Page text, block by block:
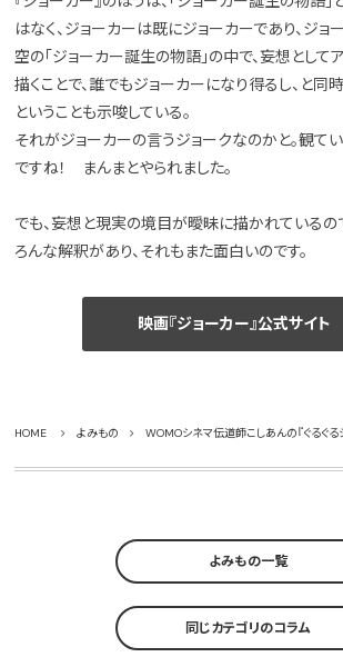
はなく、ジョーカーは既にジョーカーであり、ジ
空の「ジョーカー誕生の物語」の中で、妄想として
描くことで、誰でもジョーカーになり得るし、と
ということも示唆している。
それがジョーカーの言うジョークなのかと。観て
ですね！ まんまとやられました。
でも、妄想と現実の境目が曖昧に描かれているの
ろんな解釈があり、それもまた面白いのです。
映画『ジョーカー』公式サイト
HOME よみもの WOMOシネマ伝道師こしあんの『ぐるぐる
よみもの一覧
同じカテゴリのコラム